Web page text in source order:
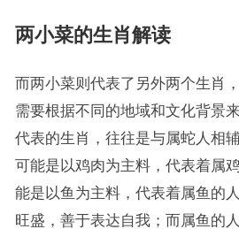
两小菜的生肖解读
而两小菜则代表了另外两个生肖
需要根据不同的地域和文化背景
代表的生肖，往往是与属蛇人相
可能是以鸡肉为主料，代表着属
能是以鱼为主料，代表着属鱼的
旺盛，善于表达自我；而属鱼的